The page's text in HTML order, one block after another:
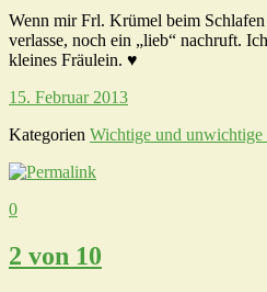
Wenn mir Frl. Krümel beim
verlasse, noch ein „lieb“ nachruft.
kleines Fräulein. ♥
15. Februar 2013
Kategorien Wichtige und
0
2 von 10